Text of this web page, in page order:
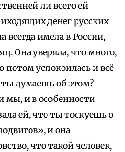
ли всего ей
денег русских
всегда имела в России,
Она уверяла, что много,
потом успокоилась и всё
думаешь об этом?
мы, и в особенности
ей, что ты тоскуешь о
и она
что такой человек,